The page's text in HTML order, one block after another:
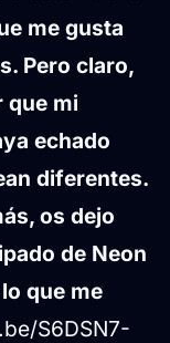
me gusta
Pero claro,
que mi
echado
diferentes.
os dejo
de Neon
que me
S6DSN7-